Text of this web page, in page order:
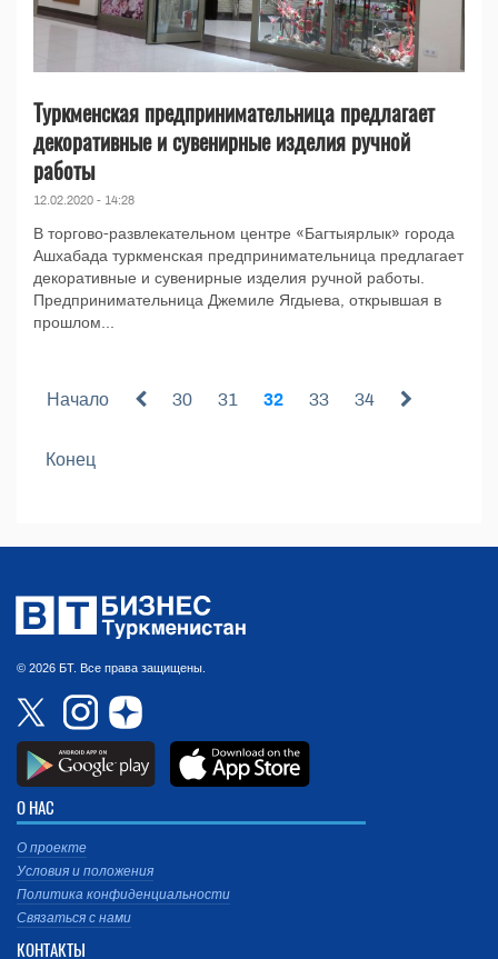
Туркменская предпринимательница предлагает
декоративные и сувенирные изделия ручной
работы
12.02.2020 - 14:28
В торгово-развлекательном центре «Багтыярлык» города
Ашхабада туркменская предпринимательница предлагает
декоративные и сувенирные изделия ручной работы.
Предпринимательница Джемиле Ягдыева, открывшая в
прошлом...
Начало 30 31 32 33 34
Конец
© 2026 БТ. Все права защищены.
О НАС
О проекте
Условия и положения
Политика конфиденциальности
Связаться с нами
КОНТАКТЫ